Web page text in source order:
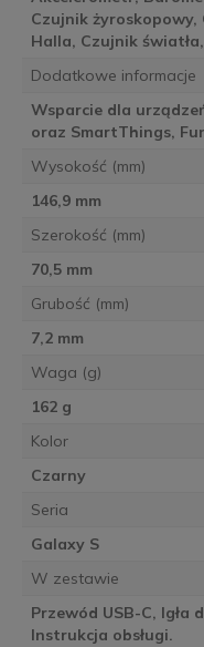
Czujnik
Halla, Czujnik
Dodatkowe informacje
Wsparcie dla
oraz SmartThings,
Wysokość (mm)
146,9 mm
Szerokość (mm)
70,5 mm
Grubość (mm)
7,2 mm
Waga (g)
162 g
Kolor
Czarny
Seria
Galaxy S
W zestawie
Przewód USB-C, Igła
Instrukcja obsługi.